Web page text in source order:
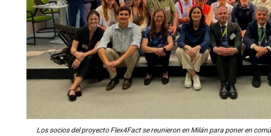
Los socios del proyecto Flex4Fact se reunieron en Milán para poner en